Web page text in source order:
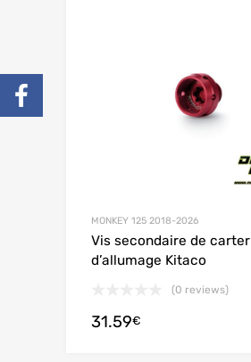
MONKEY 125 2018-2026
Vis secondaire de carter
d’allumage Kitaco
(0 reviews)
31.59€